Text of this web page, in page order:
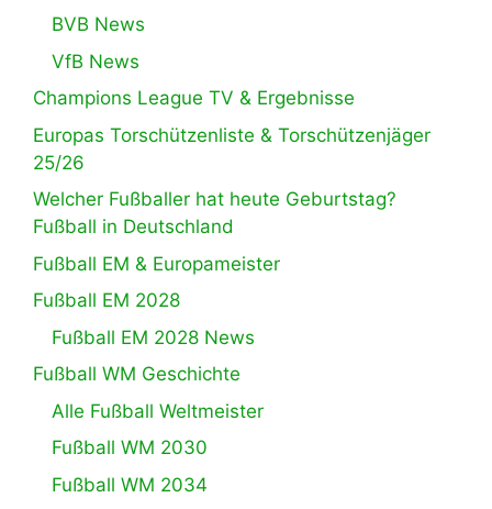
BVB News
VfB News
Champions League TV & Ergebnisse
Europas Torschützenliste & Torschützenjäger
25/26
Welcher Fußballer hat heute Geburtstag?
Fußball in Deutschland
Fußball EM & Europameister
Fußball EM 2028
Fußball EM 2028 News
Fußball WM Geschichte
Alle Fußball Weltmeister
Fußball WM 2030
Fußball WM 2034